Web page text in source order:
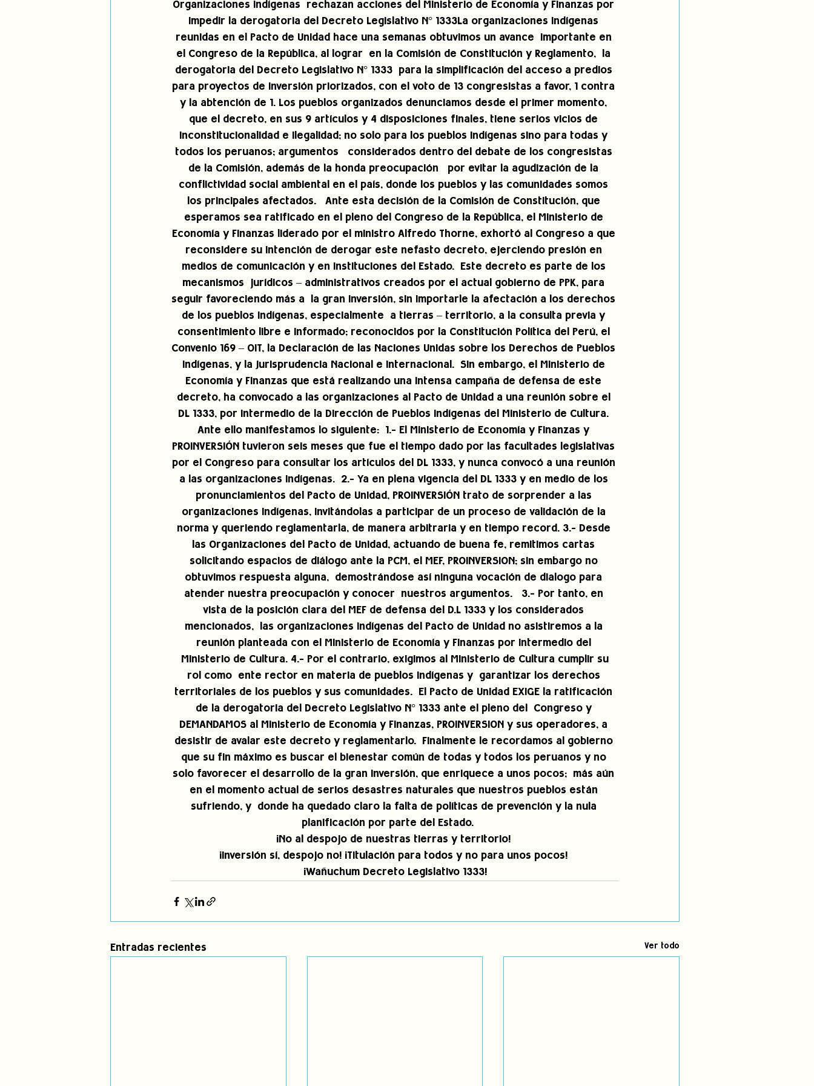
Organizaciones indígenas  rechazan acciones del Ministerio de Economía y Finanzas por
impedir la derogatoria del Decreto Legislativo N° 1333La organizaciones indígenas
reunidas en el Pacto de Unidad hace una semanas obtuvimos un avance  importante en
el Congreso de la República, al lograr  en la Comisión de Constitución y Reglamento,  la
derogatoria del Decreto Legislativo N° 1333  para la simplificación del acceso a predios
para proyectos de inversión priorizados, con el voto de 13 congresistas a favor, 1 contra
y la abtención de 1. Los pueblos organizados denunciamos desde el primer momento,
que el decreto, en sus 9 artículos y 4 disposiciones finales, tiene serios vicios de
inconstitucionalidad e ilegalidad; no solo para los pueblos indígenas sino para todas y
todos los peruanos; argumentos   considerados dentro del debate de los congresistas
de la Comisión, además de la honda preocupación   por evitar la agudización de la
conflictividad social ambiental en el país, donde los pueblos y las comunidades somos
los principales afectados.   Ante esta decisión de la Comisión de Constitución, que
esperamos sea ratificado en el pleno del Congreso de la República, el Ministerio de
Economía y Finanzas liderado por el ministro Alfredo Thorne, exhortó al Congreso a que
reconsidere su intención de derogar este nefasto decreto, ejerciendo presión en
medios de comunicación y en instituciones del Estado.  Este decreto es parte de los
mecanismos  jurídicos – administrativos creados por el actual gobierno de PPK, para
seguir favoreciendo más a  la gran inversión, sin importarle la afectación a los derechos
de los pueblos indígenas, especialmente  a tierras – territorio, a la consulta previa y
consentimiento libre e informado; reconocidos por la Constitución Política del Perú, el
Convenio 169 – OIT, la Declaración de las Naciones Unidas sobre los Derechos de Pueblos
Indígenas, y la Jurisprudencia Nacional e Internacional.  Sin embargo, el Ministerio de
Economía y Finanzas que está realizando una intensa campaña de defensa de este
decreto, ha convocado a las organizaciones al Pacto de Unidad a una reunión sobre el
DL 1333, por intermedio de la Dirección de Pueblos Indígenas del Ministerio de Cultura.
Ante ello manifestamos lo siguiente:  1.- El Ministerio de Economía y Finanzas y
PROINVERSIÓN tuvieron seis meses que fue el tiempo dado por las facultades legislativas
por el Congreso para consultar los artículos del DL 1333, y nunca convocó a una reunión
a las organizaciones indígenas.  2.- Ya en plena vigencia del DL 1333 y en medio de los
pronunciamientos del Pacto de Unidad, PROINVERSIÓN trato de sorprender a las
organizaciones indígenas, invitándolas a participar de un proceso de validación de la
norma y queriendo reglamentarla, de manera arbitraria y en tiempo record. 3.- Desde
las Organizaciones del Pacto de Unidad, actuando de buena fe, remitimos cartas
solicitando espacios de diálogo ante la PCM, el MEF, PROINVERSION; sin embargo no
obtuvimos respuesta alguna,  demostrándose así ninguna vocación de dialogo para
atender nuestra preocupación y conocer  nuestros argumentos.   3.- Por tanto, en
vista de la posición clara del MEF de defensa del D.L 1333 y los considerados
mencionados,  las organizaciones indígenas del Pacto de Unidad no asistiremos a la
reunión planteada con el Ministerio de Economía y Finanzas por intermedio del
Ministerio de Cultura. 4.- Por el contrario, exigimos al Ministerio de Cultura cumplir su
rol como  ente rector en materia de pueblos indígenas y  garantizar los derechos
territoriales de los pueblos y sus comunidades.  El Pacto de Unidad EXIGE la ratificación
de la derogatoria del Decreto Legislativo N° 1333 ante el pleno del  Congreso y
DEMANDAMOS al Ministerio de Economía y Finanzas, PROINVERSION y sus operadores, a
desistir de avalar este decreto y reglamentarlo.  Finalmente le recordamos al gobierno
que su fin máximo es buscar el bienestar común de todas y todos los peruanos y no
solo favorecer el desarrollo de la gran inversión, que enriquece a unos pocos;  más aún
en el momento actual de serios desastres naturales que nuestros pueblos están
sufriendo, y  donde ha quedado claro la falta de políticas de prevención y la nula
planificación por parte del Estado.
¡No al despojo de nuestras tierras y territorio!
¡Inversión sí, despojo no! ¡Titulación para todos y no para unos pocos!
¡Wañuchum Decreto Legislativo 1333!
Entradas recientes Ver todo